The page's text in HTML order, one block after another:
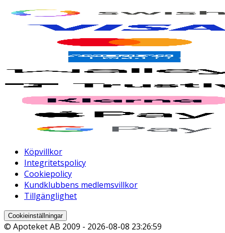
Köpvillkor
Integritetspolicy
Cookiepolicy
Kundklubbens medlemsvillkor
Tillgänglighet
Cookieinställningar
© Apoteket AB 2009 - 2026-08-08 23:26:59